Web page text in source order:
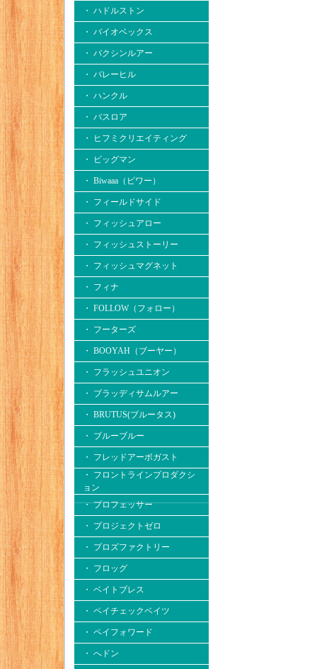
・ ハドルストン
・ バイオベックス
・ バクシンルアー
・ バレーヒル
・ ハンクル
・ バスロア
・ ヒフミクリエイティング
・ ビッグマン
・ Biwaaa（ビワー）
・ フィールドサイド
・ フィッシュアロー
・ フィッシュストーリー
・ フィッシュマグネット
・ フィナ
・ FOLLOW（フォロー）
・ フーターズ
・ BOOYAH（ブーヤー）
・ フラッシュユニオン
・ ブラッディサムルアー
・ BRUTUS(ブルータス)
・ ブルーブルー
・ フレッドアーボガスト
・ フロントラインプロダクシ
ョン
・ プロフェッサー
・ プロジェクトゼロ
・ プロズファクトリー
・ フロッグ
・ ベイトブレス
・ ペイチェックベイツ
・ ペイフォワード
・ へドン